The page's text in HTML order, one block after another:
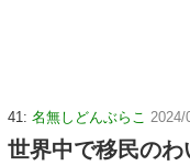
41: 名無しどんぶらこ 2024/
世界中で移民の